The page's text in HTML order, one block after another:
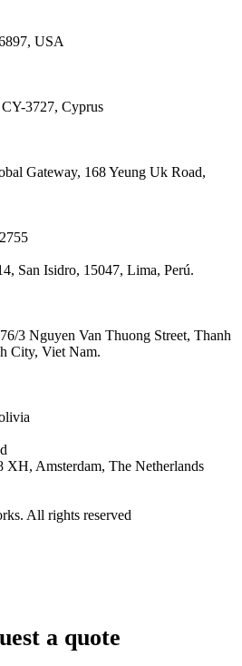
USA
3727, Cyprus
Gateway, 168 Yeung Uk Road,
San Isidro, 15047, Lima, Perú.
3 Nguyen Van Thuong Street, Thanh
City, Viet Nam.
XH, Amsterdam, The Netherlands
All rights reserved
a quote